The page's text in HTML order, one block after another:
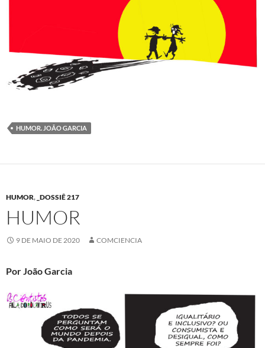
HUMOR. JOÃO GARCIA
HUMOR, _DOSSIÊ 217
HUMOR
9 DE MAIO DE 2020 COMCIENCIA
Por João Garcia